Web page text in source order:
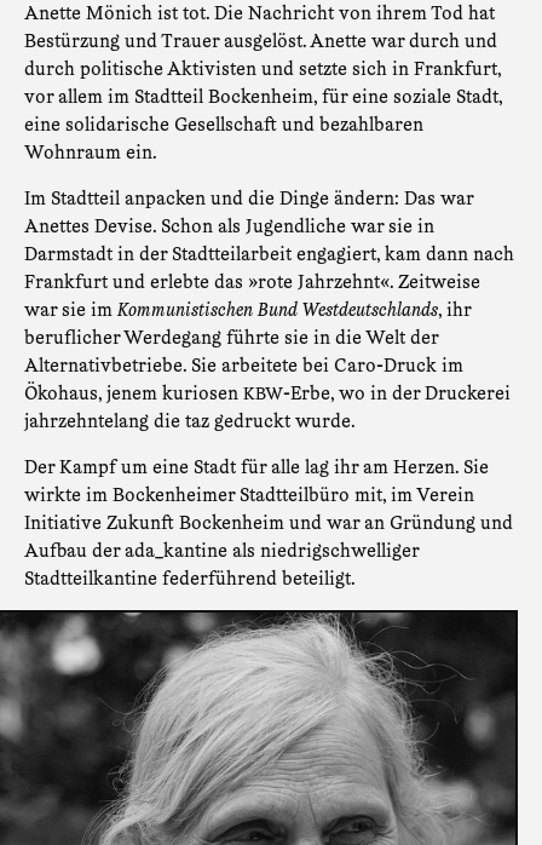
Anette Mönich ist tot. Die Nachricht von ihrem Tod hat
Bestürzung und Trauer ausgelöst. Anette war durch und
durch politische Aktivisten und setzte sich in Frankfurt,
vor allem im Stadtteil Bockenheim, für eine soziale Stadt,
eine solidarische Gesellschaft und bezahlbaren
Wohnraum ein.
Im Stadtteil anpacken und die Dinge ändern: Das war
Anettes Devise. Schon als Jugendliche war sie in
Darmstadt in der Stadtteilarbeit engagiert, kam dann nach
Frankfurt und erlebte das »rote Jahrzehnt«. Zeitweise
war sie imKommunistischen Bund Westdeutschlands, ihr
beruflicher Werdegang führte sie in die Welt der
Alternativbetriebe. Sie arbeitete bei Caro-Druck im
Ökohaus, jenem kuriosen KBW-Erbe, wo in der Druckerei
jahrzehntelang die taz gedruckt wurde.
Der Kampf um eine Stadt für alle lag ihr am Herzen. Sie
wirkte im Bockenheimer Stadtteilbüro mit, im Verein
Initiative Zukunft Bockenheim und war an Gründung und
Aufbau der ada_kantine als niedrigschwelliger
Stadtteilkantine federführend beteiligt.